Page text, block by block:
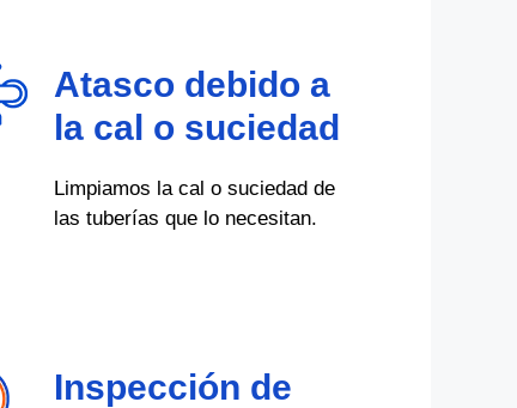
Atasco debido a
la cal o suciedad
Limpiamos la cal o suciedad de
las tuberías que lo necesitan.
Inspección de